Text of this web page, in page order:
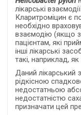
лікарські
Кларитроміцин є
необхідно
взаємодію (якщо
пацієнтам, які
інші лікарські
такі, наприклад,
Даний лікарський
рідкісною
недостатньою
недостатністю
призначати цей